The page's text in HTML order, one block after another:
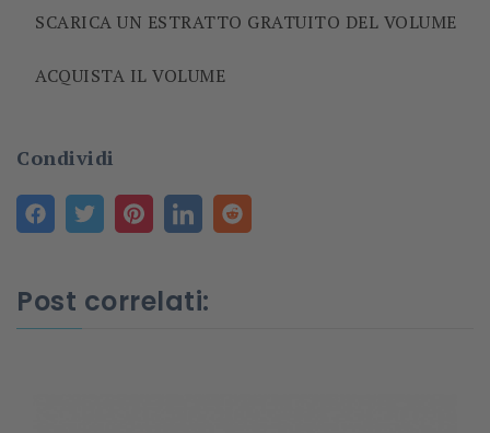
SCARICA UN ESTRATTO GRATUITO DEL VOLUME
ACQUISTA IL VOLUME
Condividi
Post correlati: